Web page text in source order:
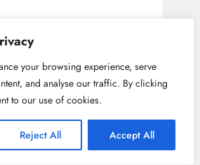
your browsing experience, serve
and analyse our traffic. By clicking
to our use of cookies.
Reject All Accept All